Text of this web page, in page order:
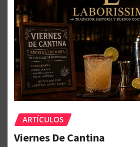
ARTÍCULOS
Viernes De Cantina